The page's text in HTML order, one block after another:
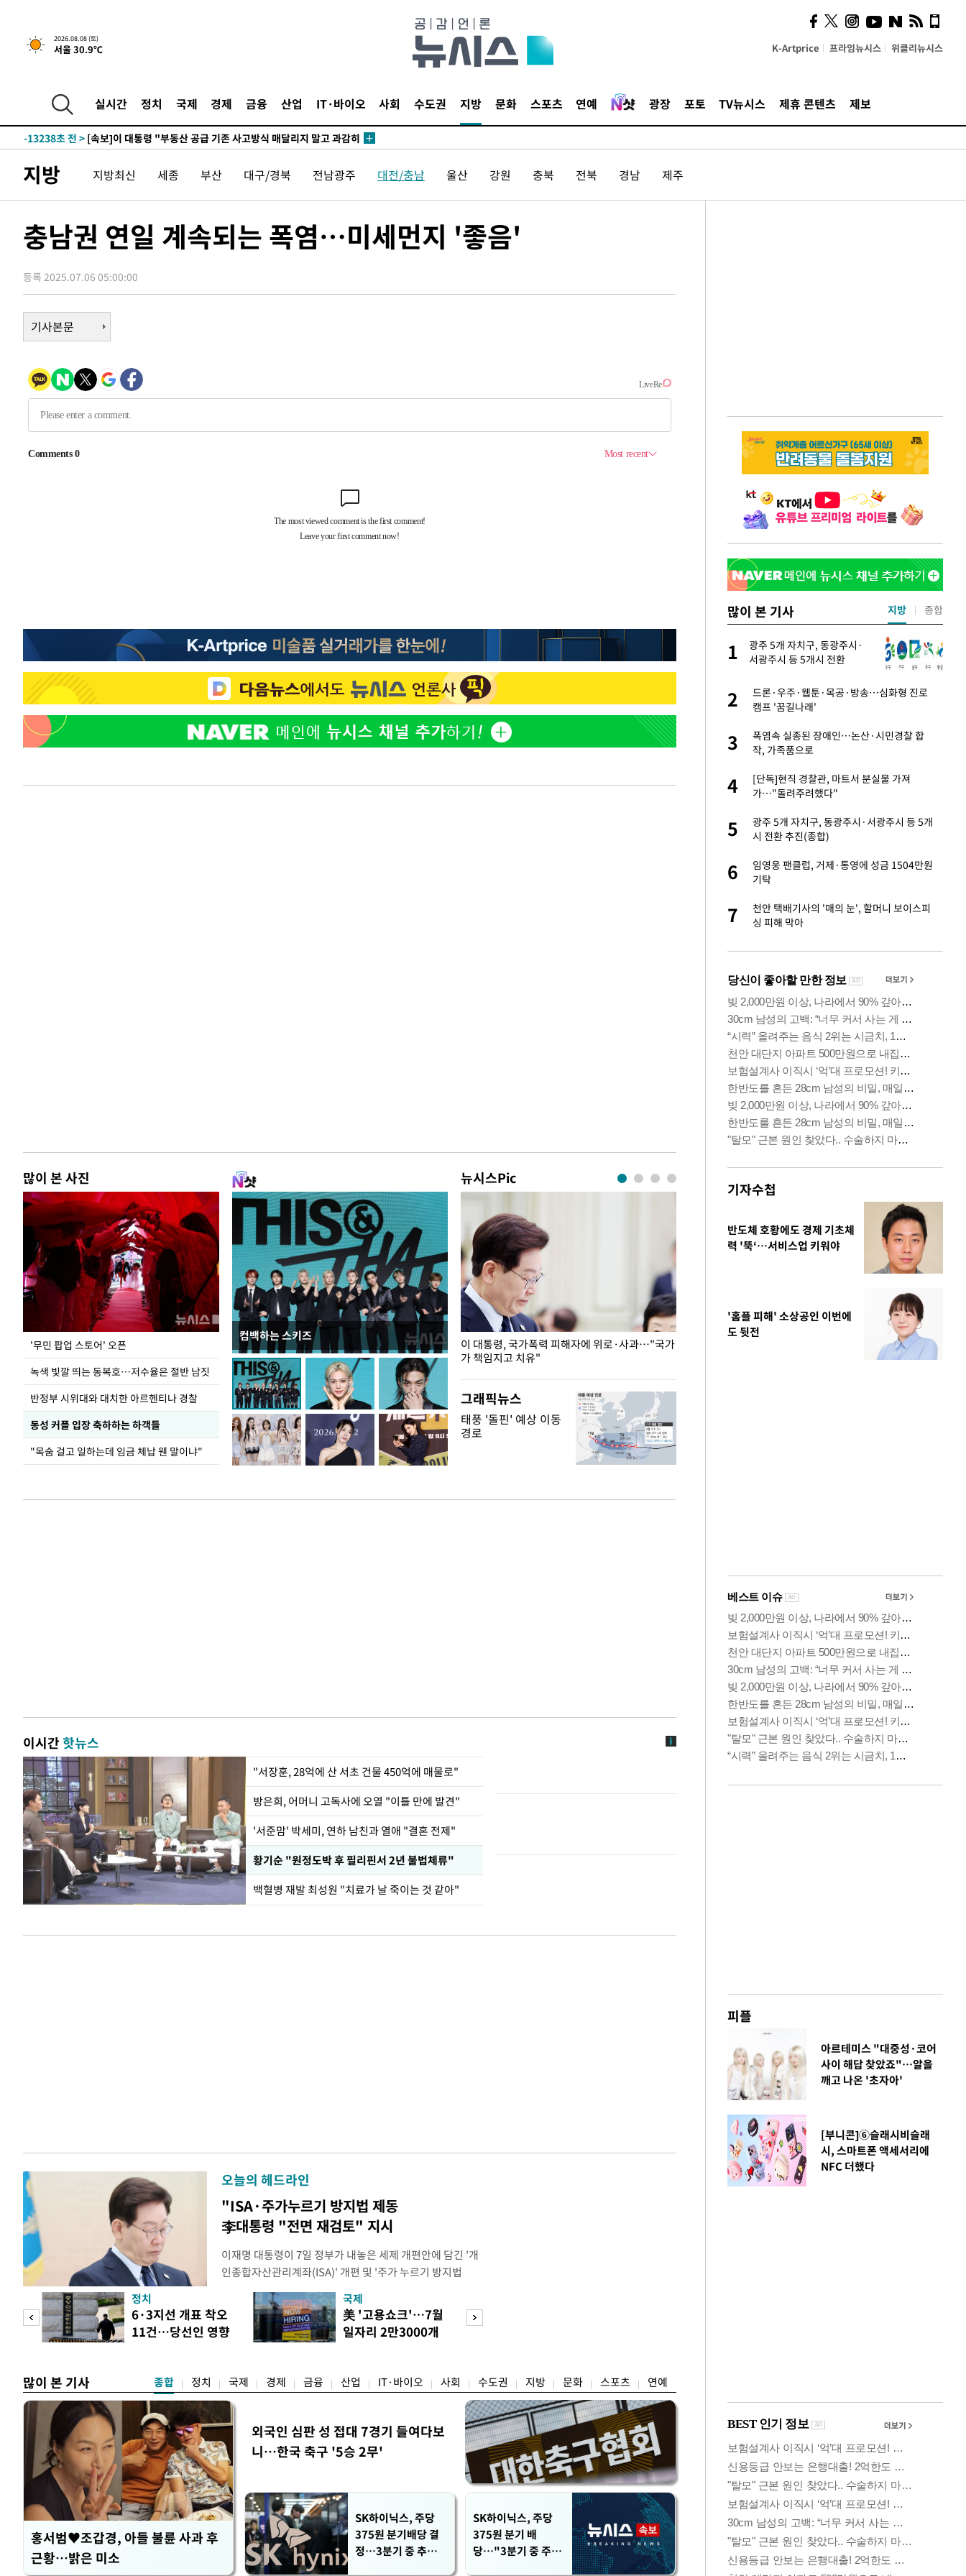
2026.08.08 (토)
서울 30.9℃ K-Artprice 프라임뉴시스 위클리뉴시스
실시간 정치 국제 경제 금융 산업 IT·바이오 사회 수도권 지방 문화 스포츠 연예 광장 포토 TV뉴시스 제휴 콘텐츠 제보
2시간 전 >[속보]규제합리화위원회 부위원장에 김태유 서울대 공대 교수…이병태
후임
-20788초 전 >이강인, 폭염 속 AT마드리드 첫 훈련…80명 식사 대접까지(종합)
하향수정 (2보)
-17375초 전 >
[속보] 미 사업체, 일자리 7월에 2.3만 개 줄어…실업률은 4.1%로
-13238초 전 >
실천"
-12323초 전 > 이란, "오만과 '중앙 단일 루트' 합의…북쪽 인바운드·남쪽 아웃바
-3855초 전 >
[속보]이 대통령, '호우피해' 안동·의성 관할 4개 면 특별재난지역 선
-3818초 전 >[단독]중수청 지원 검사들, 정원 초과 시 낮은 계급 임용…희망지 못
-95초 전 >SK하이닉스, 용인·청주 팹에 54조 투자…"AI 메모리 수요 선제 대응"
1시간 전 >외국인 심판 성 접대 7경기 들여다보니…한국 축구 '5승 2무'
1시간 전 >[속보]코스닥, 2.86포인트(0.36%) 내린 798.81마감
1시간 전 >[속보]코스피, 6200선 약보합…0.60% 내린 6258.77에 마쳐
1시간 전 >[속보]원·달러 환율, 7.7원 내린 1416.1원 마감
1시간 전 > [속보]종합특검, '계엄 수용공간 확보' 신용해 前교정본부장 기소
2시간 전 >외신들도 주목한 韓축구 파문…"국민적 공분에 수사 재개"
2시간 전 >11시간 압수수색에 성접대 파문까지…'쑥대밭' 된 축구협회
후임
-20788초 전 >
[속보] 미 사업체, 일자리 7월에 2.3만 개 줄어…실업률은 4.1%로
[속보]이 대통령 "부동산 공급 기존 사고방식 매달리지 말고 과감히
이란, "오만과 '중앙 단일 루트' 합의…북쪽 인바운드·남쪽 아웃바
-95초 전 >
SK하이닉스, 용인·청주 팹에 54조 투자…"AI 메모리 수요 선제 대응"
50분 전 >여자배구 이재영·이다영 자매, 아제르바이잔 투란VC 입단
1시간 전 >외국인 심판 성 접대 7경기 들여다보니…한국 축구 '5승 2무'
1시간 전 >[속보]코스닥, 2.86포인트(0.36%) 내린 798.81마감
1시간 전 > [속보]코스피, 6200선 약보합…0.60% 내린 6258.77에 마쳐
1시간 전 >
[속보]원·달러 환율, 7.7원 내린 1416.1원 마감
1시간 전 >[속보]종합특검, '계엄 수용공간 확보' 신용해 前교정본부장 기소
지방 지방최신 세종 부산 대구/경북 전남광주 대전/충남 울산 강원 충북 전북 경남 제주
충남권 연일 계속되는 폭염…미세먼지 '좋음'
등록 2025.07.06 05:00:00
기사본문
많이 본 사진
'무민 팝업 스토어' 오픈
녹색 빛깔 띄는 동복호…저수율은 절반 남짓
반정부 시위대와 대치한 아르헨티나 경찰
동성 커플 입장 축하하는 하객들
"목숨 걸고 일하는데 임금 체납 웬 말이냐"
컴백하는 스키즈
뉴시스Pic
지석천 뒤덮은 개구리밥
이 대통령, 국가폭력 피해자에 위로·사과…"국가
가 책임지고 치유"
오세훈 서울시
환경 점검
그래픽뉴스
태풍 '돌핀' 예상 이동
경로
이시간핫뉴스
"서장훈, 28억에 산 서초 건물 450억에 매물로"
방은희, 어머니 고독사에 오열 "이틀 만에 발견"
'서준맘' 박세미, 연하 남친과 열애 "결혼 전제"
황기순 "원정도박 후 필리핀서 2년 불법체류"
백혈병 재발 최성원 "치료가 날 죽이는 것 같아"
오늘의 헤드라인
"ISA·주가누르기 방지법 제동
李대통령 "전면 재검토" 지시
이재명 대통령이 7일 정부가 내놓은 세제 개편안에 담긴 '개
인종합자산관리계좌(ISA)' 개편 및 '주가 누르기 방지법
안'을 전면 재검토 할 것을 지시했다. 이 대통령은 이날 참모
들과의 상황 점검 회의에서 ISA 개편 방안 및 주가 누르기 방
지법안을 둘러싼 투자자들의 반발 등에 대한 내용을 보고 받
았다. 이 자리에서 이 대통령은 ISA 개편안과
정치
6·3지선 개표 착오
11건…당선인 영향
국제
美 '고용쇼크'…7월
일자리 2만3000개
많이 본 기사 종합 정치 국제 경제 금융 산업 IT·바이오 사회 수도권 지방 문화 스포츠 연예
홍서범♥조갑경, 아들 불륜 사과 후
근황…밝은 미소
외국인 심판 성 접대 7경기 들여다보
니…한국 축구 '5승 2무'
SK하이닉스, 주당
375원 분기배당 결
정…3분기 중 추가
SK하이닉스, 주당
375원 분기 배
당…"3분기 중 주주
많이 본 기사
홍서범♥조갑경, 아들 불륜 사
과 후 근황…밝은 미소
2
국 축구 '5승 2무'
3
SK하이닉스, 주당 375원 분기배당 결정…3
분기 중 추가 주주환원 발표
4
1
광주 5개 자치구, 동광주시·
서광주시 등 5개시 전환
2
드론·우주·웹툰·목공·방송…심화형 진로
캠프 '꿈길나래'
3
폭염속 실종된 장애인…논산·시민경찰 합
작, 가족품으로
4
[단독]현직 경찰관, 마트서 분실물 가져
가…"돌려주려했다"
5
광주 5개 자치구, 동광주시·서광주시 등 5개
시 전환 추진(종합)
6
임영웅 팬클럽, 거제·통영에 성금 1504만원
기탁
7
천안 택배기사의 '매의 눈', 할머니 보이스피
싱 피해 막아
지방 종합
기자수첩
반도체 호황에도 경제 기초체
력 '뚝‘…서비스업 키워야
'홈플 피해' 소상공인 이번에
도 뒷전
피플
아르테미스 "대중성·코어
사이 해답 찾았죠"…알을
깨고 나온 '초자아'
[부니콘]⑥슬래시비슬래
시, 스마트폰 액세서리에
NFC 더했다